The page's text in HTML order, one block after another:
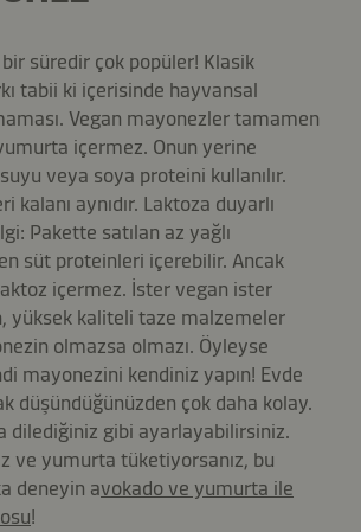
süredir çok popüler! Klasik
tabii ki içerisinde hayvansal
Vegan mayonezler tamamen
içermez. Onun yerine
veya soya proteini kullanılır.
kalanı aynıdır. Laktoza duyarlı
Pakette satılan az yağlı
süt proteinleri içerebilir. Ancak
içermez. İster vegan ister
yüksek kaliteli taze malzemeler
olmazsa olmazı. Öyleyse
mayonezini kendiniz yapın! Evde
düşündüğünüzden çok daha kolay.
dilediğiniz gibi ayarlayabilirsiniz.
ve yumurta tüketiyorsanız, bu
deneyin avokado ve yumurta ile
!